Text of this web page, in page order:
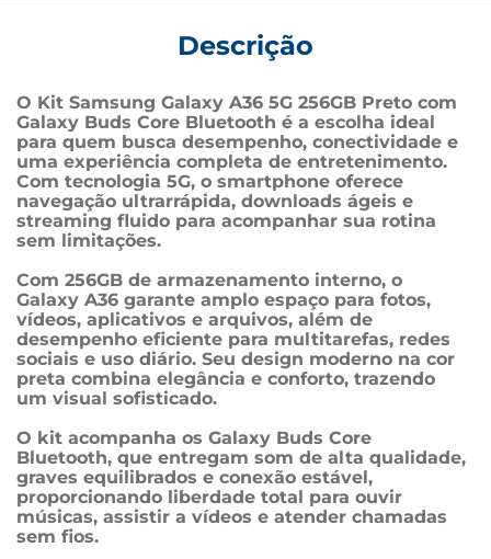
Descrição
O Kit Samsung Galaxy A36 5G 256GB Preto com
Galaxy Buds Core Bluetooth é a escolha ideal
para quem busca desempenho, conectividade e
uma experiência completa de entretenimento.
Com tecnologia 5G, o smartphone oferece
navegação ultrarrápida, downloads ágeis e
streaming fluido para acompanhar sua rotina
sem limitações.
Com 256GB de armazenamento interno, o
Galaxy A36 garante amplo espaço para fotos,
vídeos, aplicativos e arquivos, além de
desempenho eficiente para multitarefas, redes
sociais e uso diário. Seu design moderno na cor
preta combina elegância e conforto, trazendo
um visual sofisticado.
O kit acompanha os Galaxy Buds Core
Bluetooth, que entregam som de alta qualidade,
graves equilibrados e conexão estável,
proporcionando liberdade total para ouvir
músicas, assistir a vídeos e atender chamadas
sem fios.